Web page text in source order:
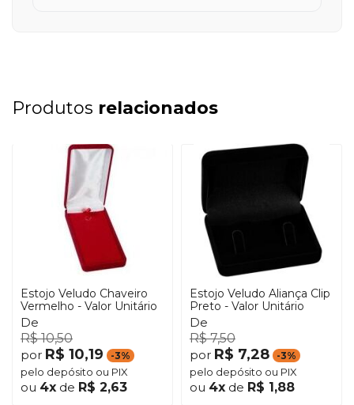
Produtos relacionados
Estojo Veludo Chaveiro
Vermelho - Valor Unitário
De
R$ 10,50
por R$ 10,19 -3%
pelo depósito ou PIX
ou 4x de R$ 2,63
Estojo Veludo Aliança Clip
Preto - Valor Unitário
De
R$ 7,50
por R$ 7,28 -3%
pelo depósito ou PIX
ou 4xde R$ 1,88